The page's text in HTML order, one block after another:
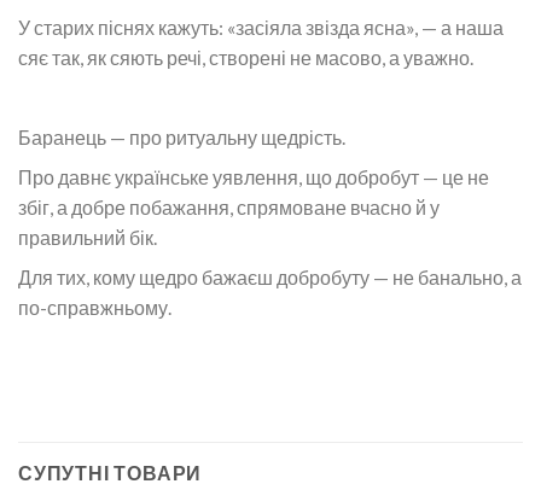
У старих піснях кажуть: «засіяла звізда ясна», — а наша
сяє так, як сяють речі, створені не масово, а уважно.
Баранець — про ритуальну щедрість.
Про давнє українське уявлення, що добробут — це не
збіг, а добре побажання, спрямоване вчасно й у
правильний бік.
Для тих, кому щедро бажаєш добробуту — не банально, а
по-справжньому.
СУПУТНІ ТОВАРИ